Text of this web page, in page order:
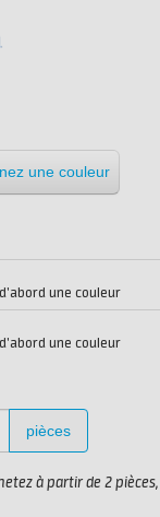
une couleur
une couleur
une couleur
pièces
à partir de 2